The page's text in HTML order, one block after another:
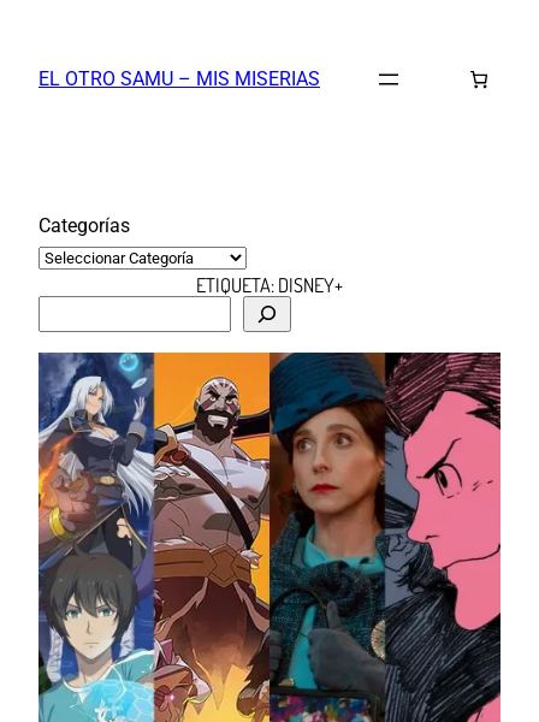
contenido
EL OTRO SAMU – MIS MISERIAS
Categorías
ETIQUETA:DISNEY+
c
a
r